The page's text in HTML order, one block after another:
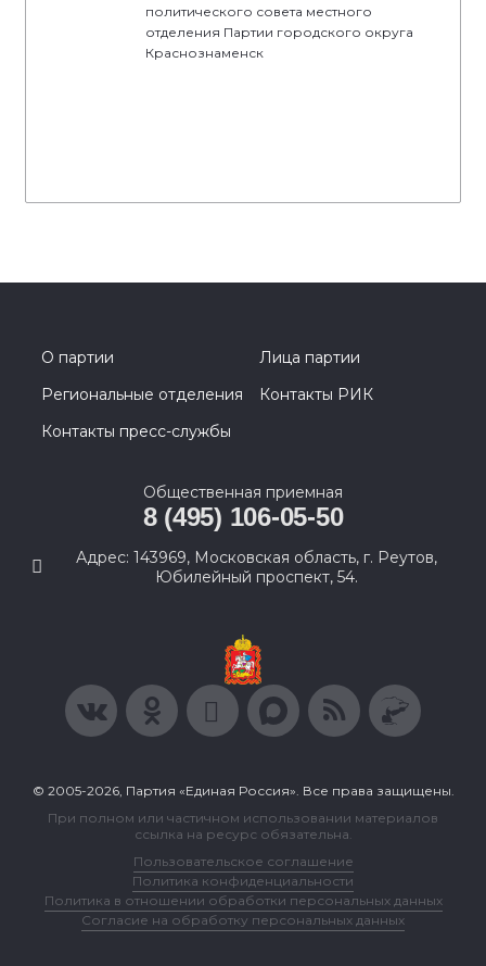
политического совета местного
отделения Партии городского округа
Краснознаменск
О партии
Лица партии
Региональные отделения
Контакты РИК
Контакты пресс-службы
Общественная приемная
8 (495) 106-05-50
Адрес: 143969, Московская область, г. Реутов,
Юбилейный проспект, 54.
© 2005-2026, Партия «Единая Россия». Все права защищены.
При полном или частичном использовании материалов
ссылка на ресурс обязательна.
Пользовательское соглашение
Политика конфиденциальности
Политика в отношении обработки персональных данных
Согласие на обработку персональных данных